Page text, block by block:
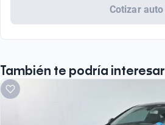
Cotizar auto
También te podría interesar